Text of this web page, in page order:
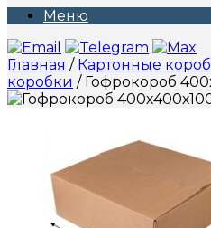
Меню
Главная / Картонные
коробки / Гофрокороб